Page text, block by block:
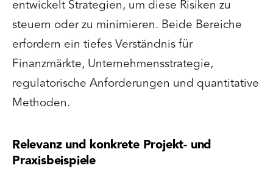
entwickelt Strategien, um diese Risiken zu
steuern oder zu minimieren. Beide Bereiche
erfordern ein tiefes Verständnis für
Finanzmärkte, Unternehmensstrategie,
regulatorische Anforderungen und quantitative
Methoden.
Relevanz und konkrete Projekt- und
Praxisbeispiele